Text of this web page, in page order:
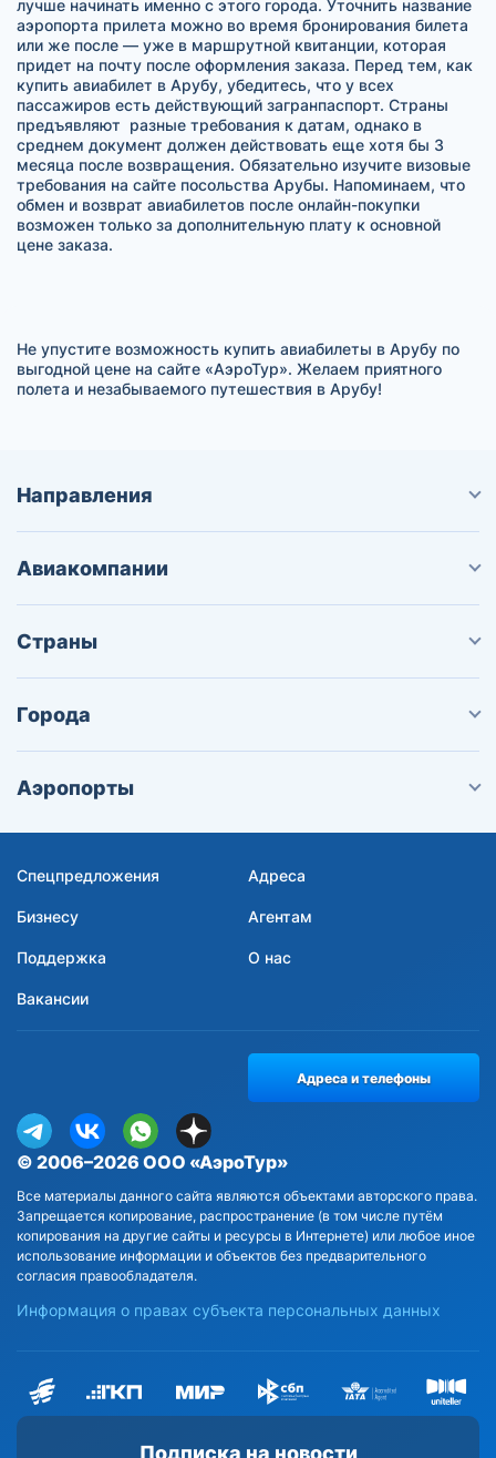
лучше начинать именно с этого города. Уточнить название
аэропорта прилета можно во время бронирования билета
или же после — уже в маршрутной квитанции, которая
придет на почту после оформления заказа. Перед тем, как
купить авиабилет в Арубу, убедитесь, что у всех
пассажиров есть действующий загранпаспорт. Страны
предъявляют разные требования к датам, однако в
среднем документ должен действовать еще хотя бы 3
месяца после возвращения. Обязательно изучите визовые
требования на сайте посольства Арубы. Напоминаем, что
обмен и возврат авиабилетов после онлайн-покупки
возможен только за дополнительную плату к основной
цене заказа.
Не упустите возможность купить авиабилеты в Арубу по
выгодной цене на сайте «АэроТур». Желаем приятного
полета и незабываемого путешествия в Арубу!
Направления
Авиакомпании
Страны
Города
Аэропорты
Спецпредложения Адреса
Бизнесу Агентам
Поддержка О нас
Вакансии
© 2006–2026 ООО «АэроТур»
Все материалы данного сайта являются объектами авторского права.
Запрещается копирование, распространение (в том числе путём
копирования на другие сайты и ресурсы в Интернете) или любое иное
использование информации и объектов без предварительного
согласия правообладателя.
Информация о правах субъекта персональных данных
Адреса и телефоны